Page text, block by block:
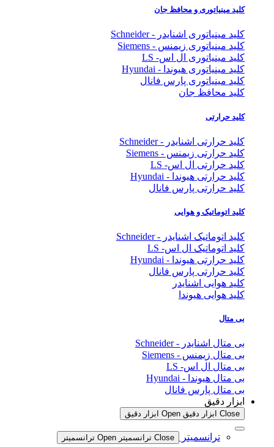
کلید مینیاتوری و محافظ جان
کلید مینیاتوری اشنایدر - Schneider
کلید مینیاتوری زیمنس - Siemens
کلید مینیاتوری ال اس- LS
کلید مینیاتوری هیوندا - Hyundai
کلید مینیاتوری پارس فانال
کلید محافظ جان
کلید حرارتی
کلید حرارتی اشنایدر - Schneider
کلید حرارتی زیمنس - Siemens
کلید حرارتی ال اس- LS
کلید حرارتی هیوندا - Hyundai
کلید حرارتی پارس فانال
کلید اتوماتیک و هوایی
کلید اتوماتیک اشنایدر - Schneider
کلید اتوماتیک ال اس- LS
کلید حرارتی هیوندا - Hyundai
کلید حرارتی پارس فانال
کلید هوایی اشنایدر
کلید هوایی هیوندا
بی متال
بی متال اشنایدر - Schneider
بی متال زیمنس - Siemens
بی متال ال اس- LS
بی متال هیوندا - Hyundai
بی متال پارس فانال
ابزار دقیق
Close ابزار دقیق Open ابزار دقیق
ترانسمیتر Close ترانسمیتر Open ترانسمیتر